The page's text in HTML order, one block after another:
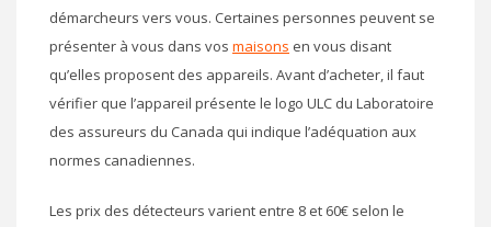
démarcheurs vers vous. Certaines personnes peuvent se
présenter à vous dans vos maisons en vous disant
qu’elles proposent des appareils. Avant d’acheter, il faut
vérifier que l’appareil présente le logo ULC du Laboratoire
des assureurs du Canada qui indique l’adéquation aux
normes canadiennes.
Les prix des détecteurs varient entre 8 et 60€ selon le